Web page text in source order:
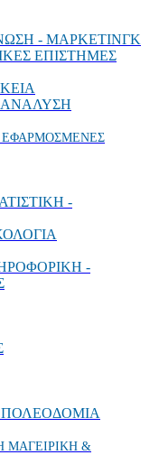
- ΜΑΡΚΕΤΙΝΓΚ
ΕΠΙΣΤΗΜΕΣ
ΕΦΑΡΜΟΣΜΕΝΕΣ
-
-
ΠΟΛΕΟΔΟΜΙΑ
ΜΑΓΕΙΡΙΚΗ &